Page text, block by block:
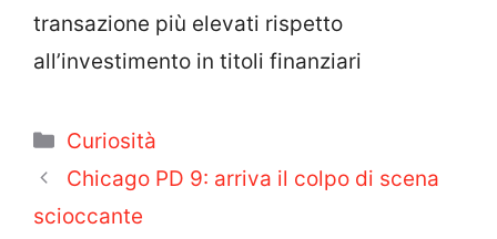
transazione più elevati rispetto
all’investimento in titoli finanziari
Categorie
Curiosità
Chicago PD 9: arriva il colpo di scena
scioccante